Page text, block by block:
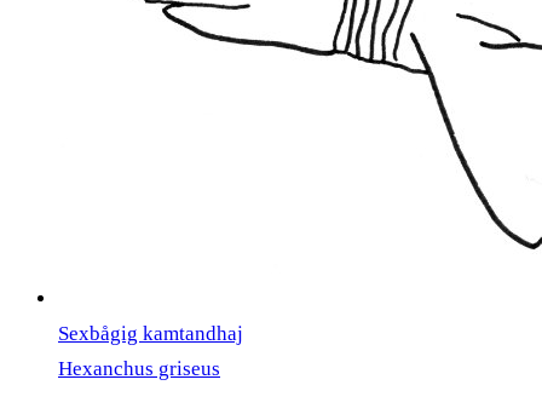
Sexbågig kamtandhaj
Hexanchus griseus